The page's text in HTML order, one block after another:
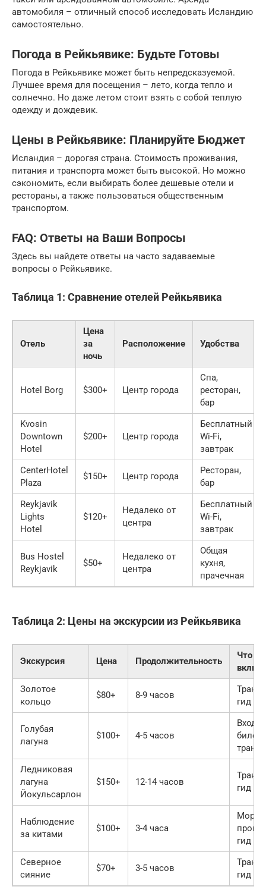
автомобиля – отличный способ исследовать Исландию
самостоятельно.
Погода в Рейкьявике: Будьте Готовы
Погода в Рейкьявике может быть непредсказуемой.
Лучшее время для посещения – лето, когда тепло и
солнечно. Но даже летом стоит взять с собой теплую
одежду и дождевик.
Цены в Рейкьявике: Планируйте Бюджет
Исландия – дорогая страна. Стоимость проживания,
питания и транспорта может быть высокой. Но можно
сэкономить, если выбирать более дешевые отели и
рестораны, а также пользоваться общественным
транспортом.
FAQ: Ответы на Ваши Вопросы
Здесь вы найдете ответы на часто задаваемые
вопросы о Рейкьявике.
Таблица 1: Сравнение отелей Рейкьявика
Отель
Цена
за
ночь
Расположение Удобства
Hotel Borg $300+ Центр города
Спа,
ресторан,
бар
Kvosin
Downtown
Hotel
$200+ Центр города
Бесплатный
Wi-Fi,
завтрак
CenterHotel
Plaza
$150+ Центр города
Ресторан,
бар
Reykjavik
Lights
Hotel
$120+
Недалеко от
центра
Бесплатный
Wi-Fi,
завтрак
Bus Hostel
Reykjavik
$50+
Недалеко от
центра
Общая
кухня,
прачечная
Таблица 2: Цены на экскурсии из Рейкьявика
Экскурсия Цена Продолжительность
Что
Золотое
кольцо
$80+ 8-9 часов
гид
Голубая
лагуна
$100+ 4-5 часов
билет,
Ледниковая
лагуна
Йокульсарлон
$150+ 12-14 часов
гид
Наблюдение
за китами
$100+ 3-4 часа
гид
Северное
сияние
$70+ 3-5 часов
гид